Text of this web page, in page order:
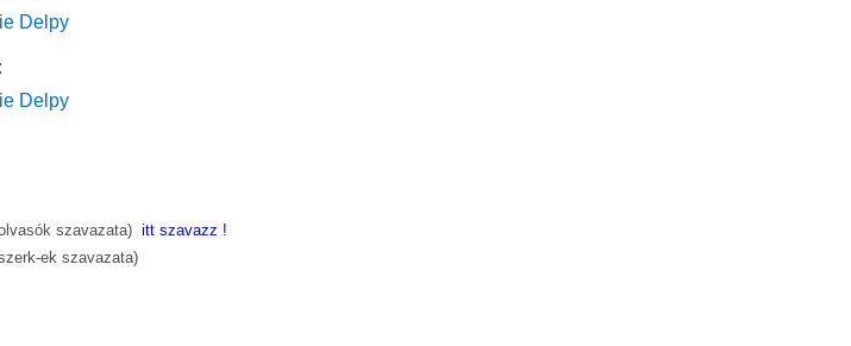
Delpy
Delpy
szavazata) itt szavazz !
ek szavazata)